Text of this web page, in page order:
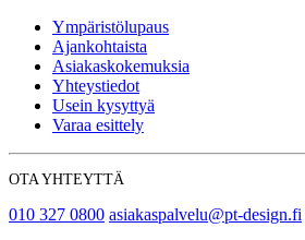
Ympäristölupaus
Ajankohtaista
Asiakaskokemuksia
Yhteystiedot
Usein kysyttyä
Varaa esittely
OTA YHTEYTTÄ
010 327 0800 asiakaspalvelu@pt-design.fi